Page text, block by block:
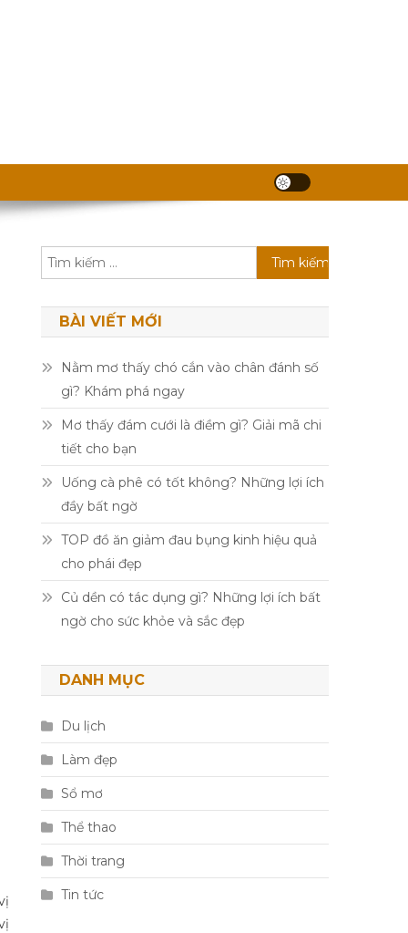
Tìm
kiếm
BÀI VIẾT MỚI
Nằm mơ thấy chó cắn vào chân đánh số
gì? Khám phá ngay
Mơ thấy đám cưới là điềm gì? Giải mã chi
tiết cho bạn
Uống cà phê có tốt không? Những lợi ích
đầy bất ngờ
TOP đồ ăn giảm đau bụng kinh hiệu quả
cho phái đẹp
Củ dền có tác dụng gì? Những lợi ích bất
ngờ cho sức khỏe và sắc đẹp
DANH MỤC
Du lịch
Làm đẹp
Sổ mơ
Thể thao
Thời trang
Tin tức